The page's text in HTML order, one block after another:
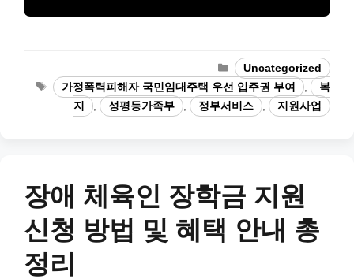
Categories
Uncategorized
Tags
가정폭력피해자 국민임대주택 우선 입주권 부여
복
지
성평등가족부 정부서비스 지원사업
장애 체육인 장학금 지원
신청 방법 및 혜택 안내 총
정리